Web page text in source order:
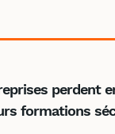
perdent
formations